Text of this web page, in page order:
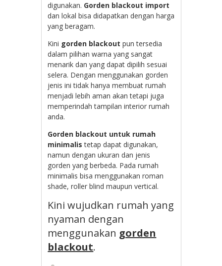
digunakan. Gorden blackout import
dan lokal bisa didapatkan dengan harga
yang beragam.
Kini gorden blackout pun tersedia
dalam pilihan warna yang sangat
menarik dan yang dapat dipilih sesuai
selera. Dengan menggunakan gorden
jenis ini tidak hanya membuat rumah
menjadi lebih aman akan tetapi juga
memperindah tampilan interior rumah
anda.
Gorden blackout untuk rumah
minimalis tetap dapat digunakan,
namun dengan ukuran dan jenis
gorden yang berbeda. Pada rumah
minimalis bisa menggunakan roman
shade, roller blind maupun vertical.
Kini wujudkan rumah yang
nyaman dengan
menggunakan gorden
blackout.